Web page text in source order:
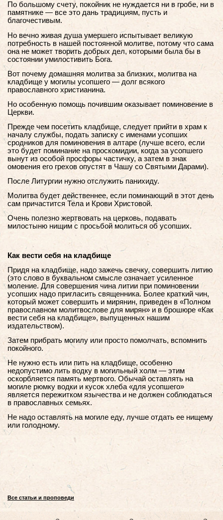
По большому счету, покойник не нуждается ни в гробе, ни в
памятнике — все это дань традициям, пусть и
благочестивым.
Но вечно живая душа умершего испытывает великую
потребность в нашей постоянной молитве, потому что сама
она не может творить добрых дел, которыми была бы в
состоянии умилостивить Бога.
Вот почему домашняя молитва за близких, молитва на
кладбище у могилы усопшего — долг всякого
православного христианина.
Но особенную помощь почившим оказывает поминовение в
Церкви.
Прежде чем посетить кладбище, следует прийти в храм к
началу службы, подать записку с именами усопших
сродников для поминовения в алтаре (лучше всего, если
это будет поминание на проскомидии, когда за усопшего
вынут из особой просфоры частичку, а затем в знак
омовения его грехов опустят в Чашу со Святыми Дарами).
После Литургии нужно отслужить панихиду.
Молитва будет действеннее, если поминающий в этот день
сам причастится Тела и Крови Христовой.
Очень полезно жертвовать на церковь, подавать
милостыню нищим с просьбой молиться об усопших.
Как вести себя на кладбище
Придя на кладбище, надо зажечь свечку, совершить литию
(это слово в буквальном смысле означает усиленное
моление. Для совершения чина литии при поминовении
усопших надо пригласить священника. Более краткий чин,
который может совершить и мирянин, приведен в «Полном
православном молитвослове для мирян» и в брошюре «Как
вести себя на кладбище», выпущенных нашим
издательством).
Затем прибрать могилу или просто помолчать, вспомнить
покойного.
Не нужно есть или пить на кладбище, особенно
недопустимо лить водку в могильный холм — этим
оскорбляется память мертвого. Обычай оставлять на
могиле рюмку водки и кусок хлеба «для усопшего»
является пережитком язычества и не должен соблюдаться
в православных семьях.
Не надо оставлять на могиле еду, лучше отдать ее нищему
или голодному.
Все статьи и проповеди